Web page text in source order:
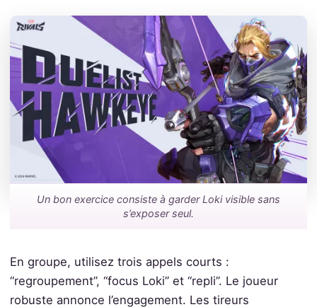
Un bon exercice consiste à garder Loki visible sans
s’exposer seul.
En groupe, utilisez trois appels courts :
“regroupement”, “focus Loki” et “repli”. Le joueur
robuste annonce l’engagement. Les tireurs